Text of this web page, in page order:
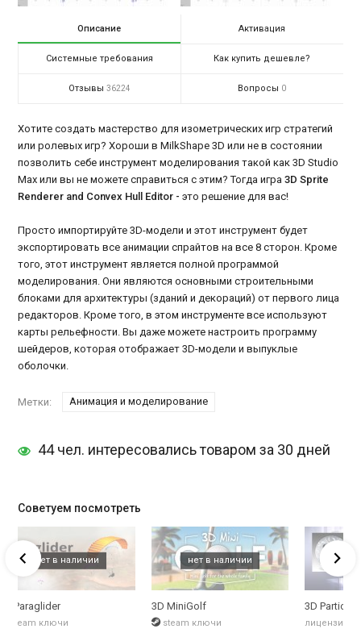
Описание Активация
Системные требования Как купить дешевле?
Отзывы 36224 Вопросы 0
Хотите создать мастерство для изометрических игр стратегий
или ролевых игр? Хороши в MilkShape 3D или не в состоянии
позволить себе инструмент моделирования такой как 3D Studio
Max или вы не можете справиться с этим? Тогда игра 3D Sprite
Renderer and Convex Hull Editor - это решение для вас!
Просто импортируйте 3D-модели и этот инструмент будет
экспортировать все анимации спрайтов на все 8 сторон. Кроме
того, этот инструмент является полной программой
моделирования. Они являются основными строительными
блоками для архитектуры (зданий и декораций) от первого лица
редакторов. Кроме того, в этом инструменте все используют
карты рельефности. Вы даже можете настроить программу
шейдеров, которая отображает 3D-модели и выпуклые
оболочки.
Метки: Анимация и моделирование
44 чел. интересовались товаром за 30 дней
Советуем посмотреть
Paraglider
steam ключи
3D MiniGolf
steam ключи
3D